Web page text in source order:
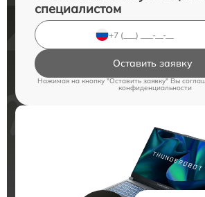
специалистом
Оставить заявку
Нажимая на кнопку "Оставить заявку" Вы
конфиденциальности